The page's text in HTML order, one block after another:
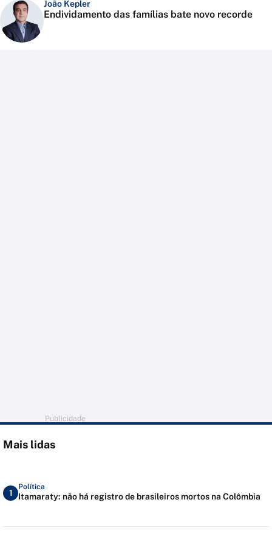
João Kepler
Endividamento das famílias bate novo recorde
Publicidade
Mais lidas
1
Política
Itamaraty: não há registro de brasileiros mortos na Colômbia